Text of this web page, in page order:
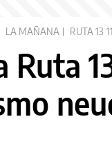
LA MAÑANA RUTA 13
Ruta